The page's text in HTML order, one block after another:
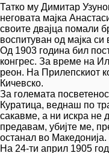
Татко му Димитар
неговата мајка
своите двајца помали
воспитуван од мајка си
Од 1903 година бил
конгрес. За време на
реон. На Прилепскиот
Кичевско.
За големата
Куратица, веднаш по
сакавме, а ни искра не
предавам, убијте ме,
останал во Македонија.
На 24-ти април 1905